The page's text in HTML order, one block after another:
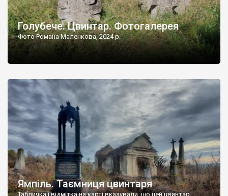
Голубече. Цвинтар. Фотогалерея
Фото Романа Маленкова, 2024 р.
Ямпіль. Таємниця цвинтаря
Табличка і відмітка на карті вказували, що цей цвинтар